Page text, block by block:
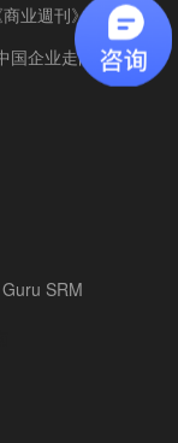
业週刊》），在管
国企业走向世界、
Guru SRM